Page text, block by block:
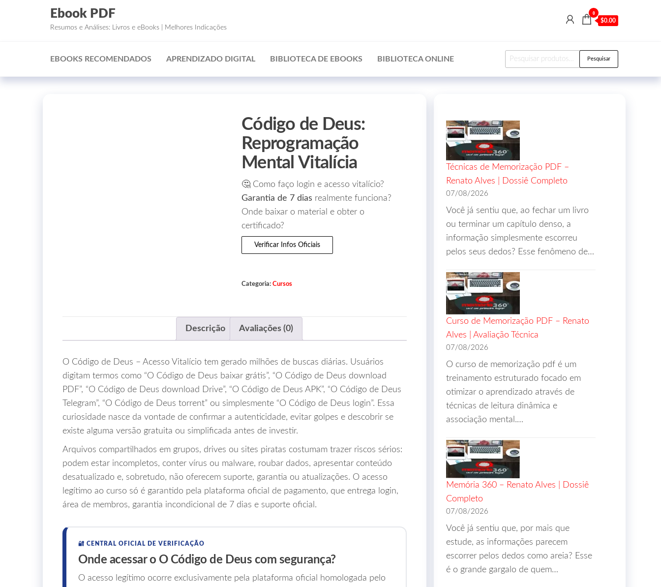
Ebook PDF
Resumos e Análises: Livros e eBooks | Melhores Indicações
0
$0.00
EBOOKS RECOMENDADOS APRENDIZADO DIGITAL BIBLIOTECA DE EBOOKS BIBLIOTECA ONLINE Pesquisar
Código de Deus:
Reprogramação
Mental Vitalícia
🤔 Como faço login e acesso vitalício?
Garantia de 7 dias realmente funciona?
Onde baixar o material e obter o
certificado?
Verificar Infos Oficiais
Categoria: Cursos
Descrição Avaliações (0)
O Código de Deus – Acesso Vitalício tem gerado milhões de buscas diárias. Usuários
digitam termos como “O Código de Deus baixar grátis”, “O Código de Deus download
PDF”, “O Código de Deus download Drive”, “O Código de Deus APK”, “O Código de Deus
Telegram”, “O Código de Deus torrent” ou simplesmente “O Código de Deus login”. Essa
curiosidade nasce da vontade de confirmar a autenticidade, evitar golpes e descobrir se
existe alguma versão gratuita ou simplificada antes de investir.
Arquivos compartilhados em grupos, drives ou sites piratas costumam trazer riscos sérios:
podem estar incompletos, conter vírus ou malware, roubar dados, apresentar conteúdo
desatualizado e, sobretudo, não oferecem suporte, garantia ou atualizações. O acesso
legítimo ao curso só é garantido pela plataforma oficial de pagamento, que entrega login,
área de membros, garantia incondicional de 7 dias e suporte oficial.
🔐 CENTRAL OFICIAL DE VERIFICAÇÃO
Onde acessar o O Código de Deus com segurança?
O acesso legítimo ocorre exclusivamente pela plataforma oficial homologada pelo
Técnicas de Memorização PDF –
Renato Alves | Dossiê Completo
07/08/2026
Você já sentiu que, ao fechar um livro
ou terminar um capítulo denso, a
informação simplesmente escorreu
pelos seus dedos? Esse fenômeno de…
Curso de Memorização PDF – Renato
Alves | Avaliação Técnica
07/08/2026
O curso de memorização pdf é um
treinamento estruturado focado em
otimizar o aprendizado através de
técnicas de leitura dinâmica e
associação mental.…
Memória 360 – Renato Alves | Dossiê
Completo
07/08/2026
Você já sentiu que, por mais que
estude, as informações parecem
escorrer pelos dedos como areia? Esse
é o grande gargalo de quem…